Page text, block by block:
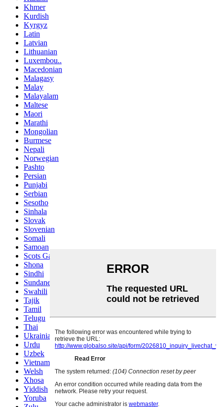
Khmer
Kurdish
Kyrgyz
Latin
Latvian
Lithuanian
Luxembou..
Macedonian
Malagasy
Malay
Malayalam
Maltese
Maori
Marathi
Mongolian
Burmese
Nepali
Norwegian
Pashto
Persian
Punjabi
Serbian
Sesotho
Sinhala
Slovak
Slovenian
Somali
Samoan
Scots Gaelic
Shona
Sindhi
Sundanese
Swahili
Tajik
Tamil
Telugu
Thai
Ukrainian
Urdu
Uzbek
Vietnamese
Welsh
Xhosa
Yiddish
Yoruba